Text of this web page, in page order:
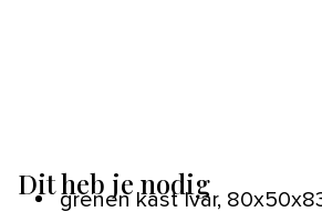
Dit heb je nodig
grenen kast Ivar,